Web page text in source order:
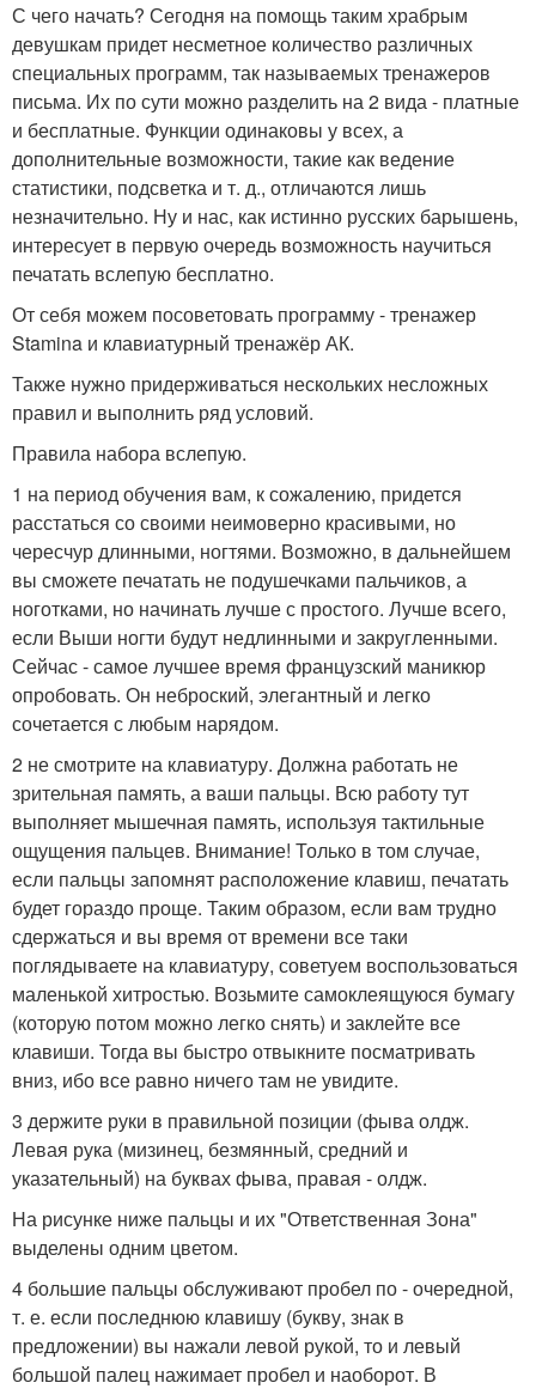
С чего начать? Сегодня на помощь таким храбрым
девушкам придет несметное количество различных
специальных программ, так называемых тренажеров
письма. Их по сути можно разделить на 2 вида - платные
и бесплатные. Функции одинаковы у всех, а
дополнительные возможности, такие как ведение
статистики, подсветка и т. д., отличаются лишь
незначительно. Ну и нас, как истинно русских барышень,
интересует в первую очередь возможность научиться
печатать вслепую бесплатно.
От себя можем посоветовать программу - тренажер
Stamina и клавиатурный тренажёр АК.
Также нужно придерживаться нескольких несложных
правил и выполнить ряд условий.
Правила набора вслепую.
1 на период обучения вам, к сожалению, придется
расстаться со своими неимоверно красивыми, но
чересчур длинными, ногтями. Возможно, в дальнейшем
вы сможете печатать не подушечками пальчиков, а
ноготками, но начинать лучше с простого. Лучше всего,
если Выши ногти будут недлинными и закругленными.
Сейчас - самое лучшее время французский маникюр
опробовать. Он неброский, элегантный и легко
сочетается с любым нарядом.
2 не смотрите на клавиатуру. Должна работать не
зрительная память, а ваши пальцы. Всю работу тут
выполняет мышечная память, используя тактильные
ощущения пальцев. Внимание! Только в том случае,
если пальцы запомнят расположение клавиш, печатать
будет гораздо проще. Таким образом, если вам трудно
сдержаться и вы время от времени все таки
поглядываете на клавиатуру, советуем воспользоваться
маленькой хитростью. Возьмите самоклеящуюся бумагу
(которую потом можно легко снять) и заклейте все
клавиши. Тогда вы быстро отвыкните посматривать
вниз, ибо все равно ничего там не увидите.
3 держите руки в правильной позиции (фыва олдж.
Левая рука (мизинец, безмянный, средний и
указательный) на буквах фыва, правая - олдж.
На рисунке ниже пальцы и их "Ответственная Зона"
выделены одним цветом.
4 большие пальцы обслуживают пробел по - очередной,
т. е. если последнюю клавишу (букву, знак в
предложении) вы нажали левой рукой, то и левый
большой палец нажимает пробел и наоборот. В